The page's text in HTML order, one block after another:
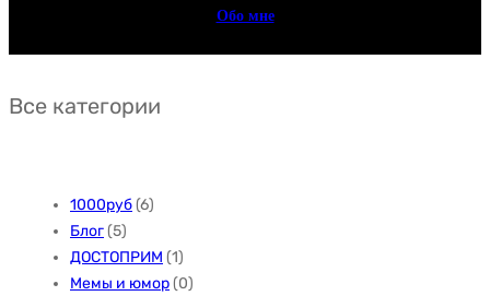
Обо мне
Все категории
1000руб(6)
Блог(5)
ДОСТОПРИМ (1)
Мемы и юмор(0)